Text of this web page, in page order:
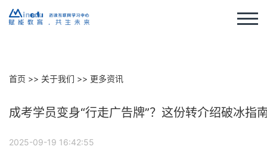
首页 >> 关于我们 >> 更多资讯
成考学员变身“行走广告牌”？这份转介绍破冰指
2025-09-19 16:42:55